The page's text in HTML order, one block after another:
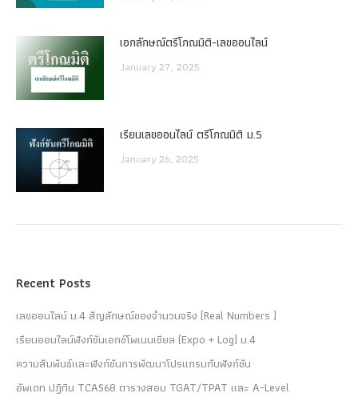
เอกลักษณ์ตรีโกณมิติ-เลขออนไลน์
January 27, 2025
เรียนเลขออนไลน์ ตรีโกณมิติ ม.5
January 26, 2025
Recent Posts
เลขออนไลน์ ม.4 สัญลักษณ์ของจำนวนจริง (Real Numbers )
เรียนออนไลน์ฟังก์ชันเอกซ์โพเนนเชียล (Expo + Log) ม.4
ความสัมพันธ์และฟังก์ชันการพัฒนาโปรแกรมกับฟังก์ชัน
อัพเดท ปฏิทิน TCAS68 ตารางสอบ TGAT/TPAT และ A-Level